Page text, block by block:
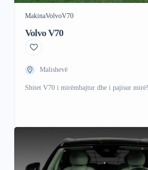
MakinaVolvoV70
Volvo V70
Malishevë
Shitet V70 i mirëmbajtur dhe i pajisur mirë!